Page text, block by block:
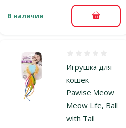
В наличии В
Игрушка для
кошек –
Pawise Meow
Meow Life, Ball
with Tail